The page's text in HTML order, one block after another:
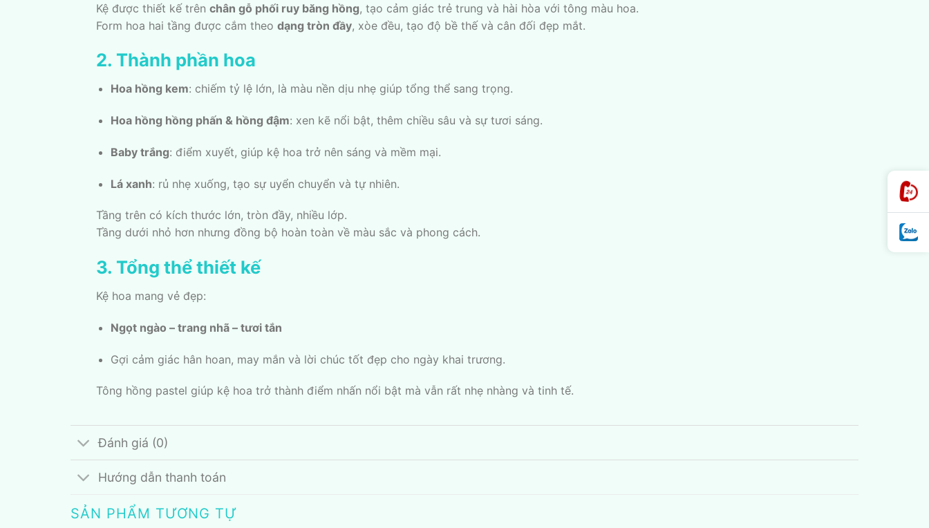
Kệ được thiết kế trên chân gỗ phối ruy băng hồng, tạo cảm giác trẻ trung và hài hòa với tông màu hoa.
Form hoa hai tầng được cắm theo dạng tròn đầy, xòe đều, tạo độ bề thế và cân đối đẹp mắt.
2. Thành phần hoa
Hoa hồng kem: chiếm tỷ lệ lớn, là màu nền dịu nhẹ giúp tổng thể sang trọng.
Hoa hồng hồng phấn & hồng đậm: xen kẽ nổi bật, thêm chiều sâu và sự tươi sáng.
Baby trắng: điểm xuyết, giúp kệ hoa trở nên sáng và mềm mại.
Lá xanh: rủ nhẹ xuống, tạo sự uyển chuyển và tự nhiên.
Tầng trên có kích thước lớn, tròn đầy, nhiều lớp.
Tầng dưới nhỏ hơn nhưng đồng bộ hoàn toàn về màu sắc và phong cách.
3. Tổng thể thiết kế
Kệ hoa mang vẻ đẹp:
Ngọt ngào – trang nhã – tươi tắn
Gợi cảm giác hân hoan, may mắn và lời chúc tốt đẹp cho ngày khai trương.
Tông hồng pastel giúp kệ hoa trở thành điểm nhấn nổi bật mà vẫn rất nhẹ nhàng và tinh tế.
Đánh giá (0)
Hướng dẫn thanh toán
SẢN PHẨM TƯƠNG TỰ